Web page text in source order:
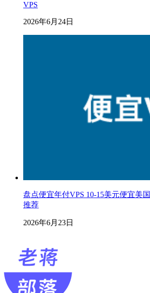
VPS
2026年6月24日
盘点便宜年付VPS 10-15美元便宜美
推荐
2026年6月23日